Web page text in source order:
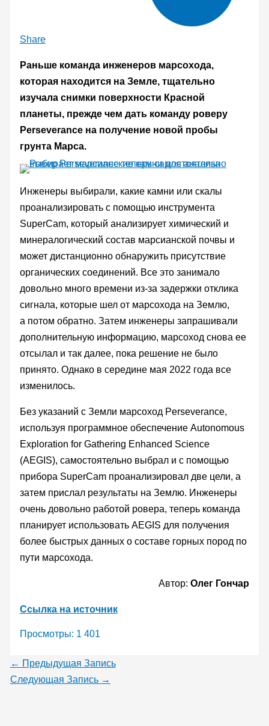
Share
Раньше команда инженеров марсохода,
которая находится на Земле, тщательно
изучала снимки поверхности Красной
планеты, прежде чем дать команду роверу
Perseverance на получение новой пробы
грунта Марса.
Инженеры выбирали, какие камни или скалы
проанализировать с помощью инструмента
SuperCam, который анализирует химический и
минералогический состав марсианской почвы и
может дистанционно обнаружить присутствие
органических соединений. Все это занимало
довольно много времени из-за задержки отклика
сигнала, которые шел от марсохода на Землю,
а потом обратно. Затем инженеры запрашивали
дополнительную информацию, марсоход снова ее
отсылал и так далее, пока решение не было
принято. Однако в середине мая 2022 года все
изменилось.
Без указаний с Земли марсоход Perseverance,
используя программное обеспечение Autonomous
Exploration for Gathering Enhanced Science
(AEGIS), самостоятельно выбрал и с помощью
прибора SuperCam проанализировал две цели, а
затем прислал результаты на Землю. Инженеры
очень довольно работой ровера, теперь команда
планирует использовать AEGIS для получения
более быстрых данных о составе горных пород по
пути марсохода.
Автор:Олег Гончар
Ссылка на источник
Просмотры: 1 401
← Предыдущая Запись
Следующая Запись →